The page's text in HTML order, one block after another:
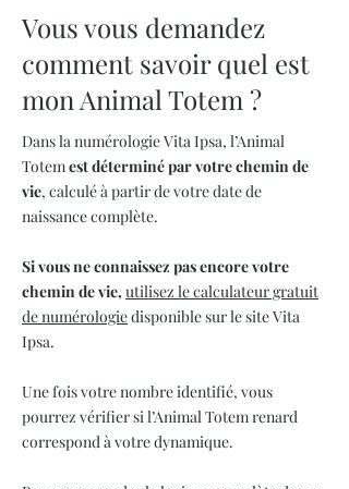
Vous vous demandez
comment savoir quel est
mon Animal Totem ?
Dans la numérologie Vita Ipsa, l’Animal
Totemest déterminé par votre chemin de
vie, calculé à partir de votre date de
naissance complète.
Si vous ne connaissez pas encore votre
chemin de vie, utilisez le calculateur gratuit
de numérologiedisponible sur le site Vita
Ipsa.
Une fois votre nombre identifié, vous
pourrez vérifier si l’Animal Totem renard
correspond à votre dynamique.